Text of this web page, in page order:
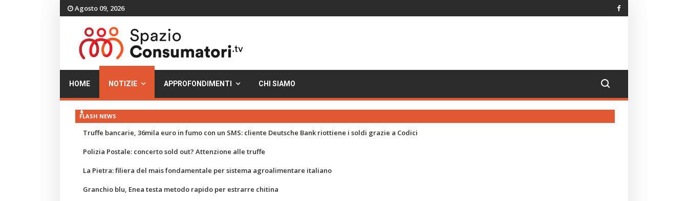
Agosto 09, 2026
HOME NOTIZIE APPROFONDIMENTI CHI SIAMO
FLASH NEWS
Truffe bancarie, 36mila euro in fumo con un SMS: cliente Deutsche Bank riottiene i soldi grazie a Codici
Polizia Postale: concerto sold out? Attenzione alle truffe
La Pietra: filiera del mais fondamentale per sistema agroalimentare italiano
Granchio blu, Enea testa metodo rapido per estrarre chitina